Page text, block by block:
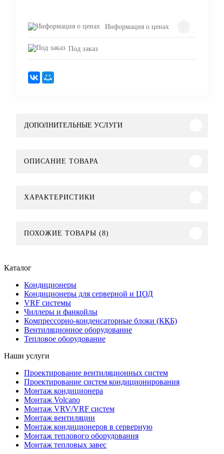
Информация о ценах
Под заказ
ДОПОЛНИТЕЛЬНЫЕ УСЛУГИ
ОПИСАНИЕ ТОВАРА
ХАРАКТЕРИСТИКИ
ПОХОЖИЕ ТОВАРЫ (8)
Каталог
Кондиционеры
Кондиционеры для серверной и ЦОД
VRF системы
Чиллеры и фанкойлы
Компрессорно-конденсаторные блоки (ККБ)
Вентиляционное оборудование
Тепловое оборудование
Наши услуги
Проектирование вентиляционных систем
Проектирование систем кондиционирования
Монтаж кондиционера
Монтаж Volcano
Монтаж VRV/VRF систем
Монтаж вентиляции
Монтаж кондиционеров в серверную
Монтаж теплового оборудования
Монтаж тепловых завес